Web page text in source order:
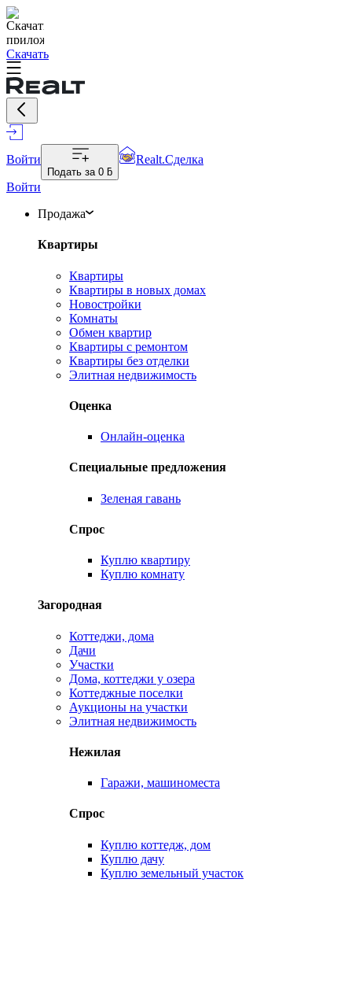
Скачать
Войти
Подать за 0 ƃ
Realt.Сделка
Войти
Продажа
Квартиры
Квартиры
Квартиры в новых домах
Новостройки
Комнаты
Обмен квартир
Квартиры с ремонтом
Квартиры без отделки
Элитная недвижимость
Оценка
Онлайн-оценка
Специальные предложения
Зеленая гавань
Спрос
Куплю квартиру
Куплю комнату
Загородная
Коттеджи, дома
Дачи
Участки
Дома, коттеджи у озера
Коттеджные поселки
Аукционы на участки
Элитная недвижимость
Нежилая
Гаражи, машиноместа
Спрос
Куплю коттедж, дом
Куплю дачу
Куплю земельный участок